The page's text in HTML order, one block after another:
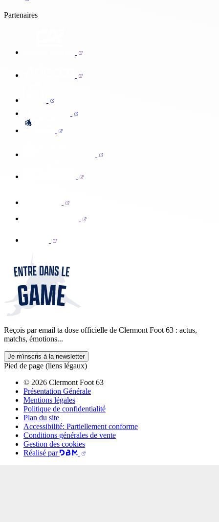
Partenaires
Reçois par email ta dose officielle de Clermont Foot 63 : actus,
matchs, émotions...
Je m'inscris à la newsletter
Pied de page (liens légaux)
© 2026 Clermont Foot 63
Présentation Générale
Mentions légales
Politique de confidentialité
Plan du site
Accessibilité: Partiellement conforme
Conditions générales de vente
Gestion des cookies
Réalisé par